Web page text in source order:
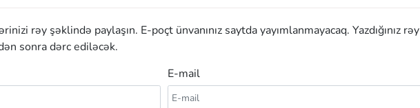
rəy şəklində paylaşın. E-poçt ünvanınız saytda yayımlanmayacaq. Yazdığınız rəy
sonra dərc ediləcək.
E-mail